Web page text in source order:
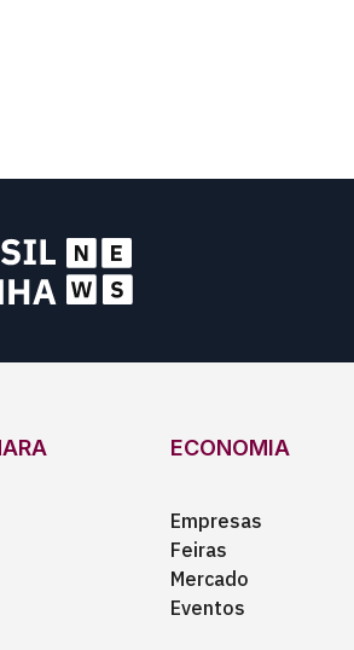
ECONOMIA
Empresas
Feiras
Mercado
Eventos